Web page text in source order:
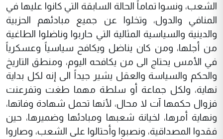
الشعب، ونسوا تماماً الحالة السابقة التي كانوا عليها في
المنافي والدول، وتخلوا عن جميع مبادئهم الحزبية
والدينية والسياسية المثالية التي حاربوا وناضلوا الطاغية
من أجلها، ومن كان يناضل ويكافح سياسياً وعسكرياً
في الأمس يحتاج الى من يكافحه اليوم، ومنطق التاريخ
والحكم والسياسة والعقل يشير جيداً الى إنه لكل بداية
نهاية، ولكل جماعة أو سلطة مهما طغت وتفرعنت
فزوال حكمها آت لا محال، لأنها تحمل شهادة وفاتها،
ونهاية أمرها، لخيانة شعبها ومبادئها وضميرها، حين
فقدوا المصداقية، ونصبوا وأحتالوا على الشعب، وصاروا